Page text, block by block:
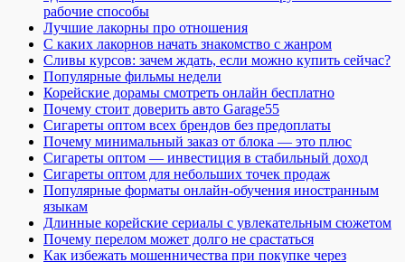
рабочие способы
Лучшие лакорны про отношения
С каких лакорнов начать знакомство с жанром
Сливы курсов: зачем ждать, если можно купить сейчас?
Популярные фильмы недели
Корейские дорамы смотреть онлайн бесплатно
Почему стоит доверить авто Garage55
Сигареты оптом всех брендов без предоплаты
Почему минимальный заказ от блока — это плюс
Сигареты оптом — инвестиция в стабильный доход
Сигареты оптом для небольших точек продаж
Популярные форматы онлайн-обучения иностранным
языкам
Длинные корейские сериалы с увлекательным сюжетом
Почему перелом может долго не срастаться
Как избежать мошенничества при покупке через